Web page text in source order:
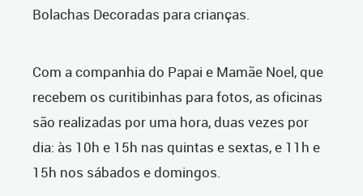
Bolachas Decoradas para crianças.
Com a companhia do Papai e Mamãe Noel, que
recebem os curitibinhas para fotos, as oficinas
são realizadas por uma hora, duas vezes por
dia: às 10h e 15h nas quintas e sextas, e 11h e
15h nos sábados e domingos.